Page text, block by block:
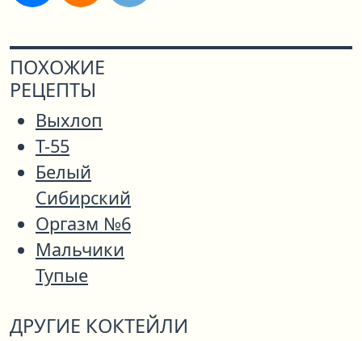
ПОХОЖИЕ
РЕЦЕПТЫ
Выхлоп
Т-55
Белый
Сибирский
Оргазм №6
Мальчики
Тупые
ДРУГИЕ КОКТЕЙЛИ